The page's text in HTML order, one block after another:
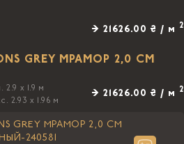
→ 21626.00 ₴ / м 2
GREY МРАМОР 2,0 CM
2.9 x 1.9 м
2.93 x 1.96 м
→ 21626.00 ₴ / м 2
GREY МРАМОР 2,0 CM
240581